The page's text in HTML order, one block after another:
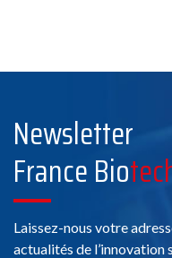
Newsletter
France Bio
Laissez-nous votre
actualités de l’innovation